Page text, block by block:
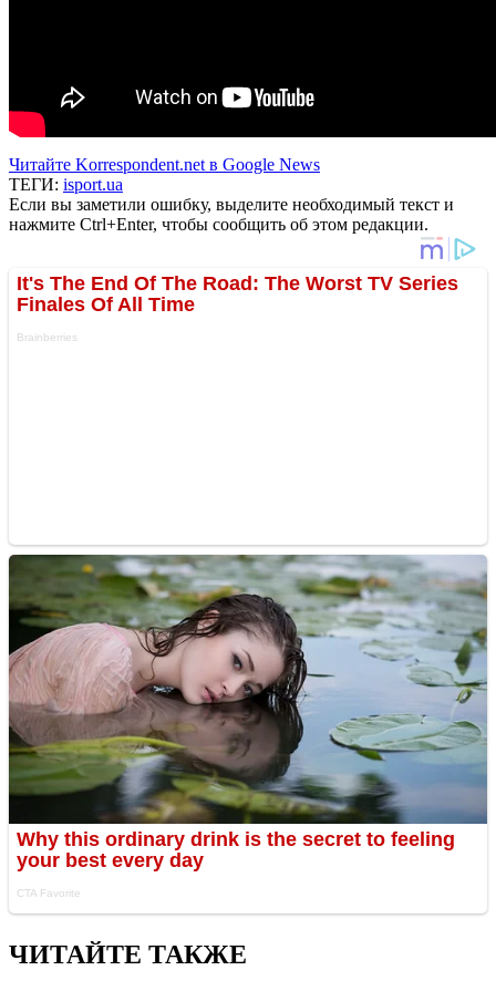
Читайте Korrespondent.net в Google News
ТЕГИ: isport.ua
Если вы заметили ошибку, выделите необходимый текст и
нажмите Ctrl+Enter, чтобы сообщить об этом редакции.
ЧИТАЙТЕ ТАКЖЕ